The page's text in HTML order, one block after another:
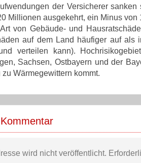
der Versicherer
Millionen ausgekehrt, ein Minus von
von Gebäude- und
auf dem Land häufiger auf
verteilen kann).
Sachsen, Ostbayern und der
Wärmegewittern kommt.
wird nicht veröffentlicht.